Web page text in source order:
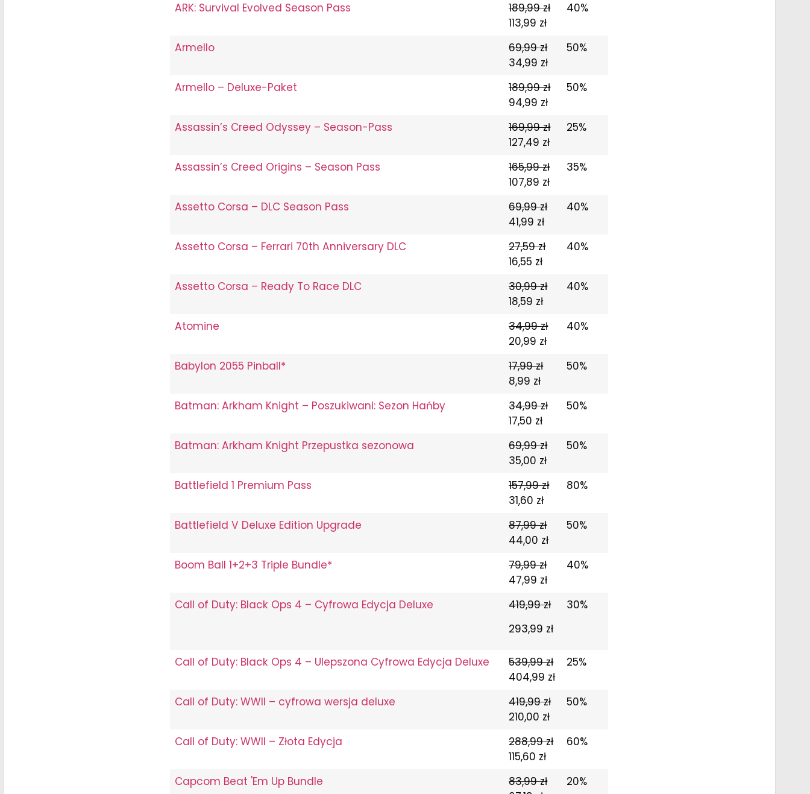
ARK: Survival Evolved Season Pass
189,99 zł
113,99 zł
40%
Armello
69,99 zł
34,99 zł
50%
Armello – Deluxe-Paket
189,99 zł
94,99 zł
50%
Assassin’s Creed Odyssey – Season-Pass
169,99 zł
127,49 zł
25%
Assassin’s Creed Origins – Season Pass
165,99 zł
107,89 zł
35%
Assetto Corsa – DLC Season Pass
69,99 zł
41,99 zł
40%
Assetto Corsa – Ferrari 70th Anniversary DLC
27,59 zł
16,55 zł
40%
Assetto Corsa – Ready To Race DLC
30,99 zł
18,59 zł
40%
Atomine
34,99 zł
20,99 zł
40%
Babylon 2055 Pinball*
17,99 zł
8,99 zł
50%
Batman: Arkham Knight – Poszukiwani: Sezon Hańby
34,99 zł
17,50 zł
50%
Batman: Arkham Knight Przepustka sezonowa
69,99 zł
35,00 zł
50%
Battlefield 1 Premium Pass
157,99 zł
31,60 zł
80%
Battlefield V Deluxe Edition Upgrade
87,99 zł
44,00 zł
50%
Boom Ball 1+2+3 Triple Bundle*
79,99 zł
47,99 zł
40%
Call of Duty: Black Ops 4 – Cyfrowa Edycja Deluxe
419,99 zł
293,99 zł
30%
Call of Duty: Black Ops 4 – Ulepszona Cyfrowa Edycja Deluxe
539,99 zł
404,99 zł
25%
Call of Duty: WWII – cyfrowa wersja deluxe
419,99 zł
210,00 zł
50%
Call of Duty: WWII – Złota Edycja
288,99 zł
115,60 zł
60%
Capcom Beat 'Em Up Bundle
83,99 zł
20%